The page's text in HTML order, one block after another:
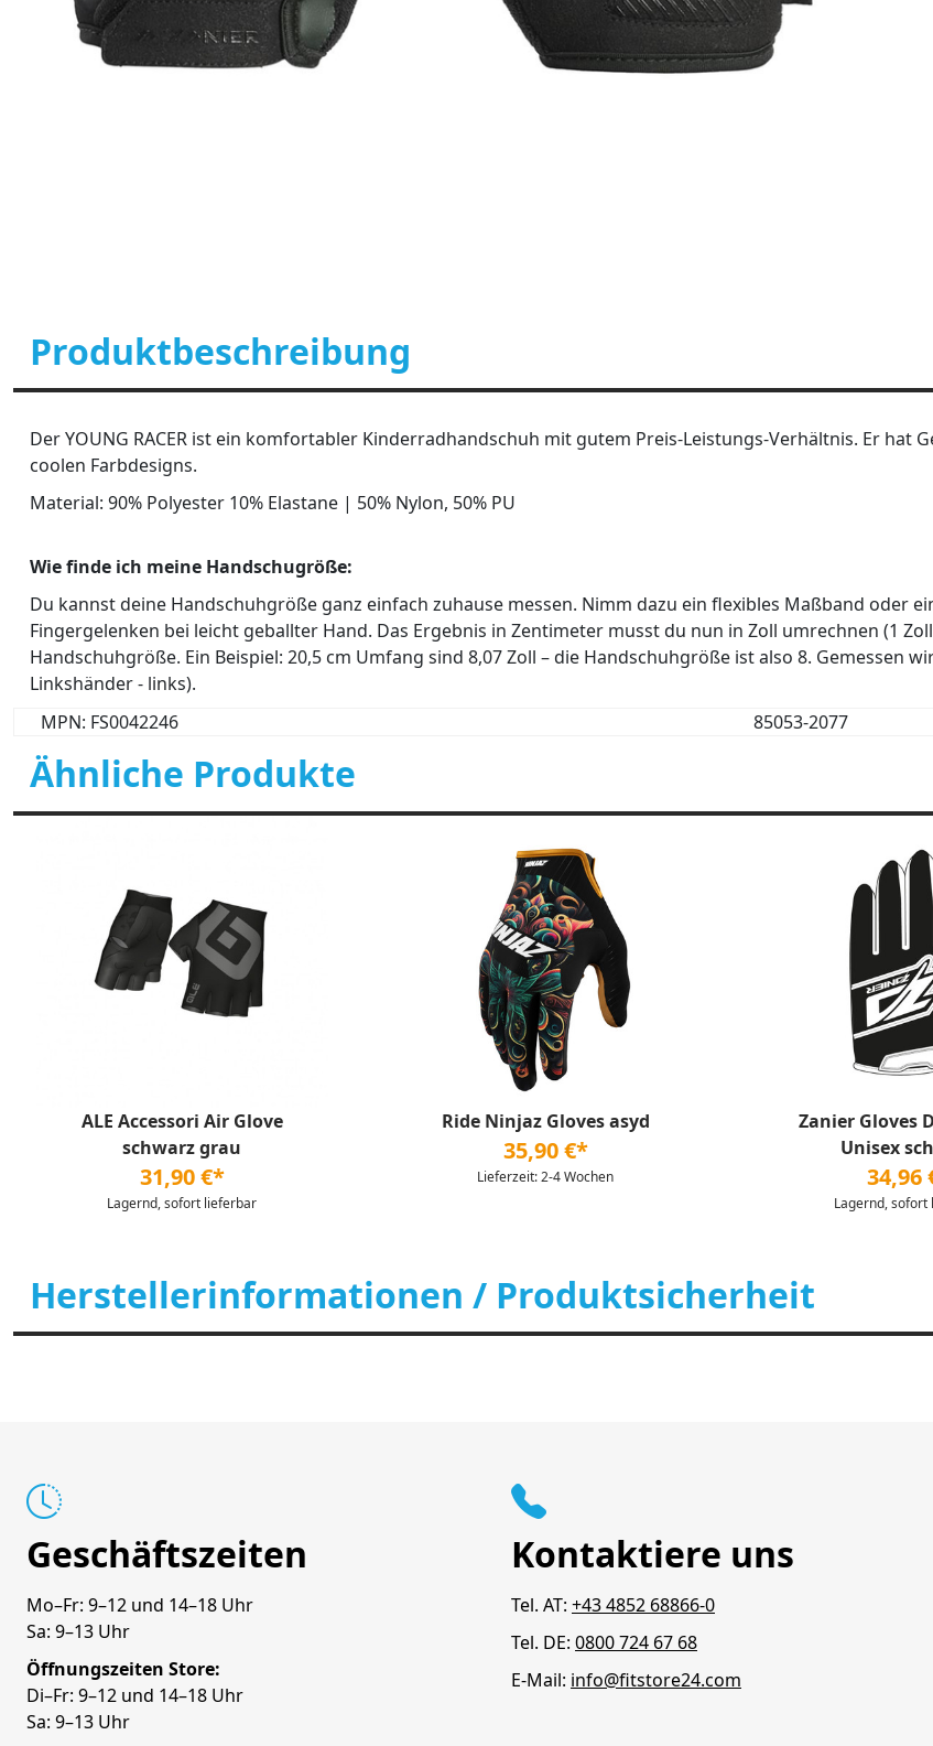
Produktbeschreibung
Der YOUNG RACER ist ein komfortabler Kinderradhandschuh mit gutem Preis-Leistungs-Verhältnis. Er
coolen Farbdesigns.
Material: 90% Polyester 10% Elastane | 50% Nylon, 50% PU
Wie finde ich meine Handschugröße:
Du kannst deine Handschuhgröße ganz einfach zuhause messen. Nimm dazu ein flexibles Maßband oder
Fingergelenken bei leicht geballter Hand. Das Ergebnis in Zentimeter musst du nun in Zoll umrechnen (1
Handschuhgröße. Ein Beispiel: 20,5 cm Umfang sind 8,07 Zoll – die Handschuhgröße ist also 8. Gemessen
Linkshänder - links).
MPN: FS0042246
85053-2077
Ähnliche Produkte
ALE Accessori Air Glove
schwarz grau
31,90 €*
Lagernd, sofort lieferbar
Ride Ninjaz Gloves asyd
35,90 €*
Lieferzeit: 2-4 Wochen
Zanier Gloves
Unisex
34,96
Lagernd,
Herstellerinformationen / Produktsicherheit
Geschäftszeiten
Mo–Fr: 9–12 und 14–18 Uhr
Sa: 9–13 Uhr
Öffnungszeiten Store:
Di–Fr: 9–12 und 14–18 Uhr
Sa: 9–13 Uhr
Kontaktiere uns
Tel. AT: +43 4852 68866-0
Tel. DE: 0800 724 67 68
E-Mail: info@fitstore24.com